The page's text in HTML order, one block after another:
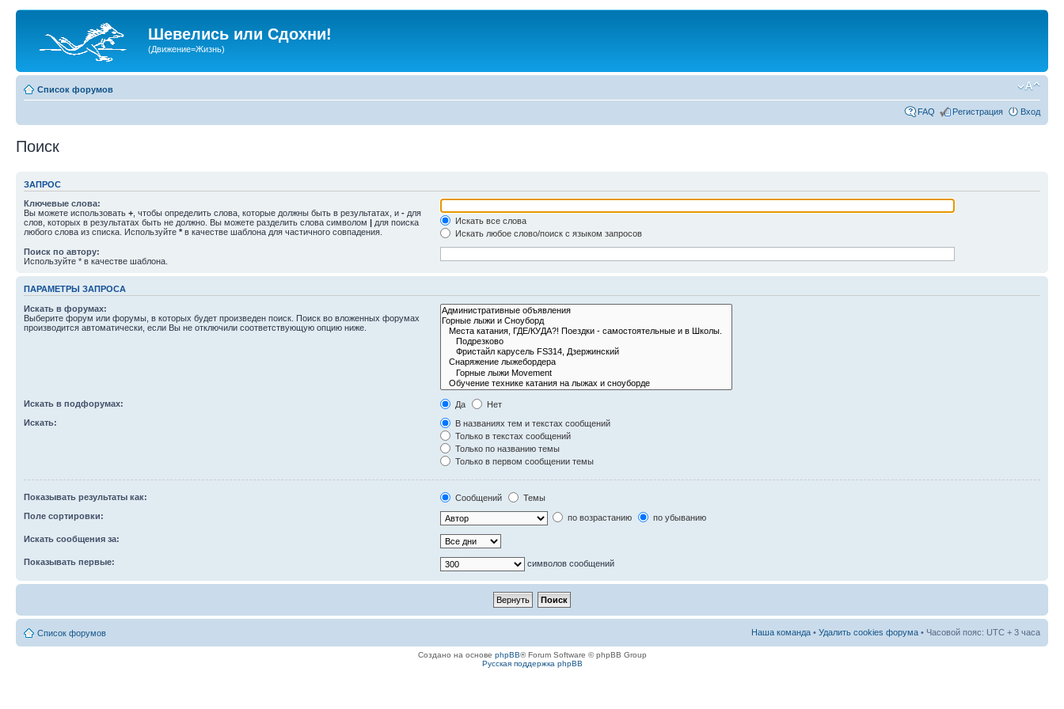
Шевелись или Сдохни!
(Движение=Жизнь)
Список форумов
FAQ Регистрация Вход
Поиск
ЗАПРОС
Ключевые слова:
Вы можете использовать + , чтобы определить слова, которые должны быть в результатах, и - для
слов, которых в результатах быть не должно. Вы можете разделить слова символом | для поиска
любого слова из списка. Используйте * в качестве шаблона для частичного совпадения.
Искать все слова
Искать любое слово/поиск с языком запросов
Поиск по автору:
Используйте * в качестве шаблона.
ПАРАМЕТРЫ ЗАПРОСА
Искать в форумах:
Выберите форум или форумы, в которых будет произведен поиск. Поиск во вложенных форумах
производится автоматически, если Вы не отключили соответствующую опцию ниже.
Искать в подфорумах: Да
Нет
Искать:
В названиях тем и текстах сообщений
Только в текстах сообщений
Только по названию темы
Только в первом сообщении темы
Показывать результаты как: Сообщений
Темы
Поле сортировки:
по возрастанию по убыванию
Искать сообщения за:
Показывать первые: символов сообщений
Список форумов Наша команда • Удалить cookies форума • Часовой пояс: UTC + 3 часа
Создано на основе phpBB® Forum Software © phpBB Group
Русская поддержка phpBB